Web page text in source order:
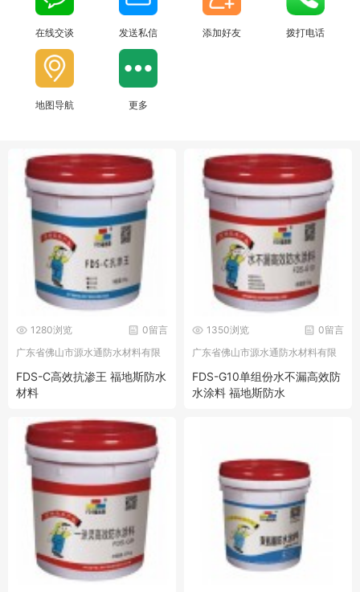
在线交谈 发送私信 添加好友 拨打电话
地图导航 更多
0留言
1280浏览
广东省佛山市源水通防水材料有限
FDS-C高效抗渗王 福地斯防水
材料
0留言
1350浏览
广东省佛山市源水通防水材料有限
FDS-G10单组份水不漏高效防
水涂料 福地斯防水